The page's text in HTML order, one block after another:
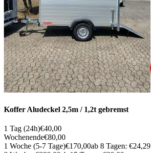
Koffer Aludeckel 2,5m / 1,2t gebremst
1 Tag (24h)€40,00
Wochenende€80,00
1 Woche (5-7 Tage)€170,00ab 8 Tagen: €24,29